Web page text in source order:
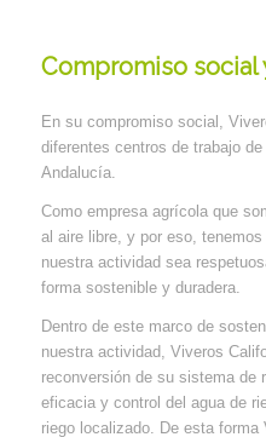
Compromiso
En su compromiso social,
diferentes centros de trabajo
Andalucía.
Como empresa agrícola que
al aire libre, y por eso,
nuestra actividad sea
forma sostenible y duradera.
Dentro de este marco de
nuestra actividad, Viveros
reconversión de su sistema de
eficacia y control del agua de
riego localizado. De esta